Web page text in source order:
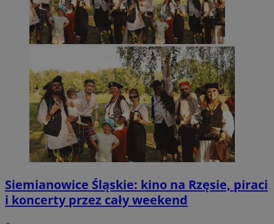
Siemianowice Śląskie: kino na Rzęsie, piraci
i koncerty przez cały weekend